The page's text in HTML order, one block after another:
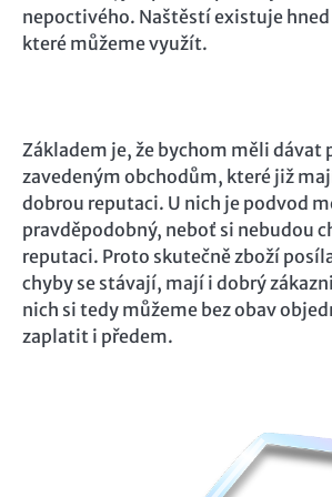
nepoctivého. Naštěstí existuje
které můžeme využít.
Základem je, že bychom měli dávat
zavedeným obchodům, které již
dobrou reputaci. U nich je podvod
pravděpodobný, neboť si nebudou
reputaci. Proto skutečně zboží
chyby se stávají, mají i dobrý
nich si tedy můžeme bez obav
zaplatit i předem.